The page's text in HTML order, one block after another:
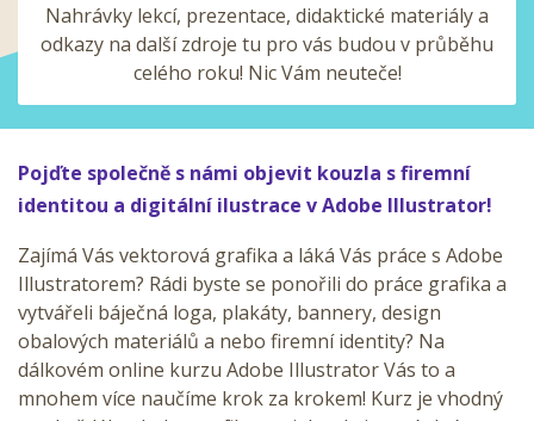
Nahrávky lekcí, prezentace, didaktické materiály a
odkazy na další zdroje tu pro vás budou v průběhu
celého roku! Nic Vám neuteče!
Pojďte společně s námi objevit kouzla s firemní
identitou a digitální ilustrace v Adobe Illustrator!
Zajímá Vás vektorová grafika a láká Vás práce s Adobe
Illustratorem? Rádi byste se ponořili do práce grafika a
vytvářeli báječná loga, plakáty, bannery, design
obalových materiálů a nebo firemní identity? Na
dálkovém online kurzu Adobe Illustrator Vás to a
mnohem více naučíme krok za krokem! Kurz je vhodný